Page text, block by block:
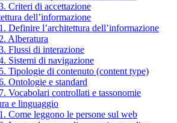
Criteri di accettazione
dell’informazione
Definire l’architettura dell’informazione
Alberatura
Flussi di interazione
Sistemi di navigazione
Tipologie di contenuto (content type)
Ontologie e standard
Vocabolari controllati e tassonomie
e linguaggio
Come leggono le persone sul web